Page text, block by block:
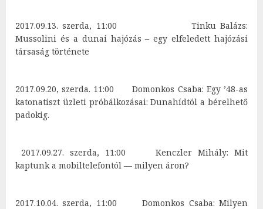
2017.09.13. szerda, 11:00 Tinku Balázs:
Mussolini és a dunai hajózás – egy elfeledett hajózási
társaság története
2017.09.20, szerda. 11:00 Domonkos Csaba: Egy ’48-as
katonatiszt üzleti próbálkozásai: Dunahídtól a bérelhető
padokig.
2017.09.27. szerda, 11:00 Kenczler Mihály: Mit
kaptunk a mobiltelefontól — milyen áron?
2017.10.04. szerda, 11:00 Domonkos Csaba: Milyen